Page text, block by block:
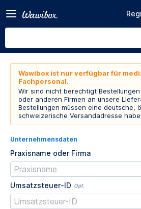
Wawibox ist nur verfügbar für
Fachpersonal.
Wir sind nicht berechtigt
oder anderen Firmen an unsere
Bestellungen müssen eine deutsche,
schweizerische Versandadresse
Unternehmensdaten
Praxisname oder Firma
Umsatzsteuer-ID Opt.